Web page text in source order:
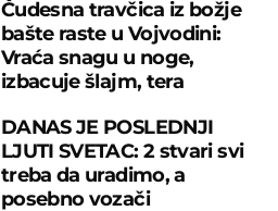
Čudesna travčica iz božje
bašte raste u Vojvodini:
Vraća snagu u noge,
izbacuje šlajm, tera
DANAS JE POSLEDNJI
LJUTI SVETAC: 2 stvari svi
treba da uradimo, a
posebno vozači